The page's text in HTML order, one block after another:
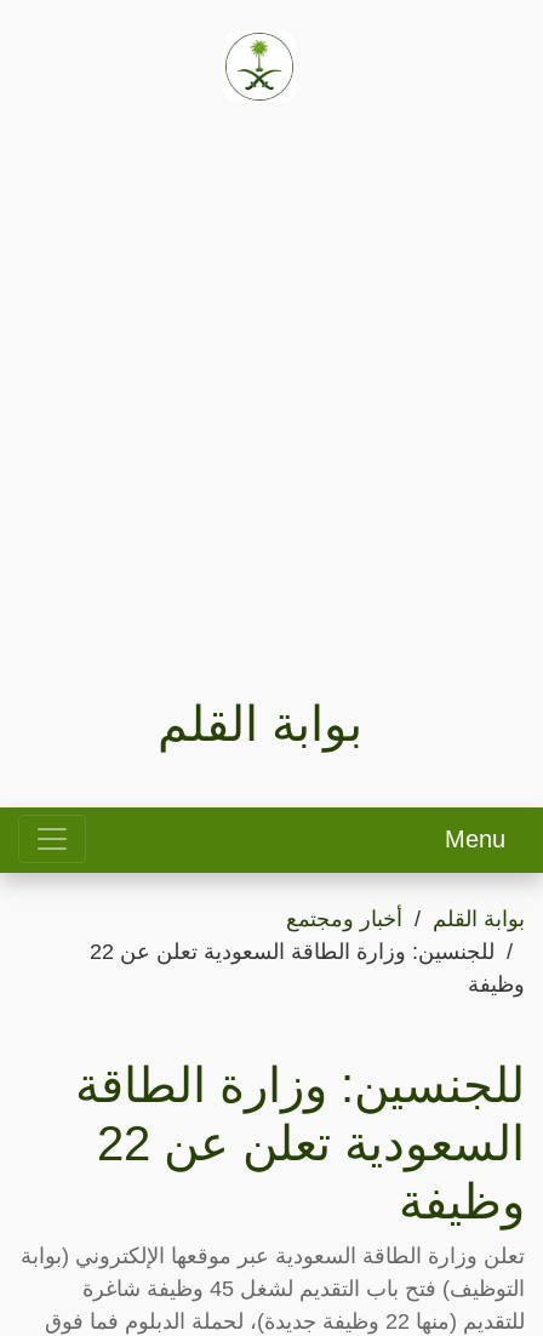
بوابة القلم
Menu
بوابة القلم
أخبار ومجتمع
للجنسين: وزارة الطاقة السعودية تعلن عن 22
وظيفة
للجنسين: وزارة الطاقة
السعودية تعلن عن 22
وظيفة
تعلن وزارة الطاقة السعودية عبر موقعها الإلكتروني (بوابة
التوظيف) فتح باب التقديم لشغل 45 وظيفة شاغرة
للتقديم (منها 22 وظيفة جديدة)، لحملة الدبلوم فما فوق